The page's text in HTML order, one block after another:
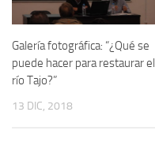
Galería fotográfica: “¿Qué se
puede hacer para restaurar el
río Tajo?”
13 DIC, 2018